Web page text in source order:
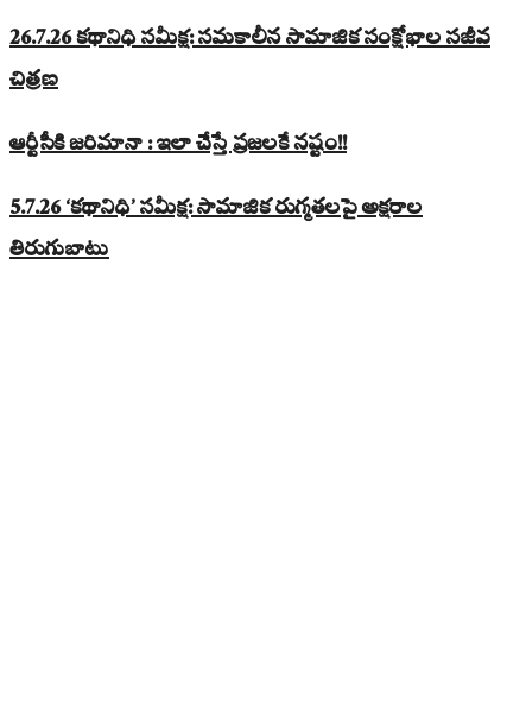
26.7.26 కథానిధి సమీక్ష: సమకాలీన సామాజిక సంక్షోభాల సజీవ
చిత్రణ
ఆర్టీసీకి జరిమానా : ఇలా చేస్తే ప్రజలకే నష్టం!!
5.7.26 ‘కథానిధి’ సమీక్ష: సామాజిక రుగ్మతలపై అక్షరాల
తిరుగుబాటు